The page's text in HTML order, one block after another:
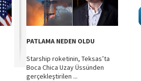
PATLAMA NEDEN OLDU
Starship roketinin, Teksas’ta
Boca Chica Uzay Üssünden
gerçekleştirilen ...